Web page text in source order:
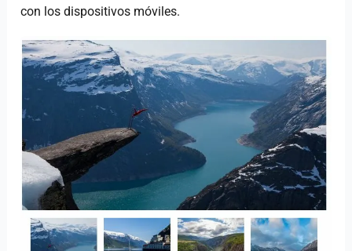
con los dispositivos móviles.